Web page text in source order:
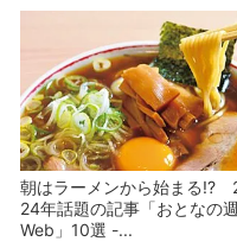
朝はラーメンから始まる!?
24年話題の記事「おとなの
Web」10選 -...